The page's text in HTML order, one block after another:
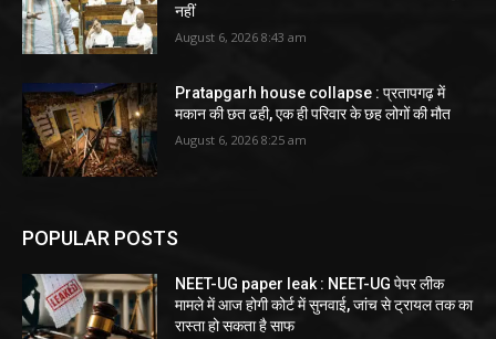
नहीं
August 6, 2026 8:43 am
Pratapgarh house collapse : प्रतापगढ़ में
मकान की छत ढही, एक ही परिवार के छह लोगों की मौत
August 6, 2026 8:25 am
POPULAR POSTS
NEET-UG paper leak : NEET-UG पेपर लीक
मामले में आज होगी कोर्ट में सुनवाई, जांच से ट्रायल तक का
रास्ता हो सकता है साफ